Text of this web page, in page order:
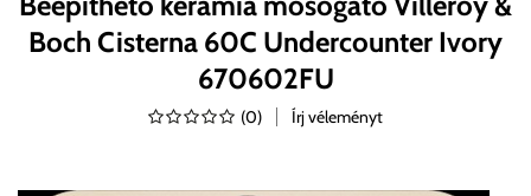
Boch Cisterna 60C Undercounter Ivory
670602FU
(0) Írj véleményt